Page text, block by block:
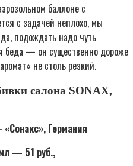
баллоне с
с задачей неплохо, мы
подождать надо чуть
беда — он существенно дороже
не столь резкий.
салона SONAX,
Германия
— 51 руб.,